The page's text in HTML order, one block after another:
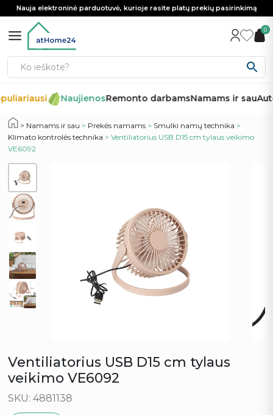
Nauja elektroninė parduotuvė, kurioje rasite platų prekių pasirinkimą
0
NaujienosRemonto darbamsNamams ir sau
Namams ir sau > Prekės namams > Smulki namų technika >
Klimato kontrolės technika > Ventiliatorius USB D15 cm tylaus veikimo
VE6092
Ventiliatorius USB D15 cm tylaus
veikimo VE6092
SKU: 4881138